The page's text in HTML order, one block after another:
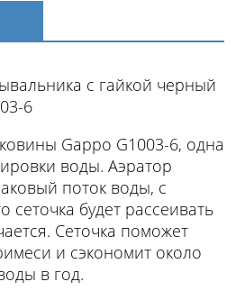
с гайкой черный
6
Gappo G1003-6, одна
воды. Аэратор
поток воды, с
будет рассеивать
Сеточка поможет
и сэкономит около
в год.